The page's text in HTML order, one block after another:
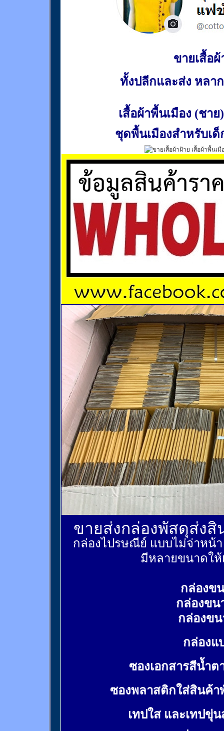
ขายเสื้อผ้
ทั้งปลีกและส่ง หลา
เสื้อผ้าพื้นเมือง (ชาย)
ชุดพื้นเมืองสำหรับเด็
ขายส่งกล่องพัสดุส่ง
กล่องไปรษณีย์ แบบไม่จ่าหน้
มีหลายขนาดให้
กล่องข
กล่องขน
กล่องข
กล่องแ
ซองเอกสารสีน้ำต
ซองพลาสติกใส่สินค้า
เทปใส และเทปขุ่